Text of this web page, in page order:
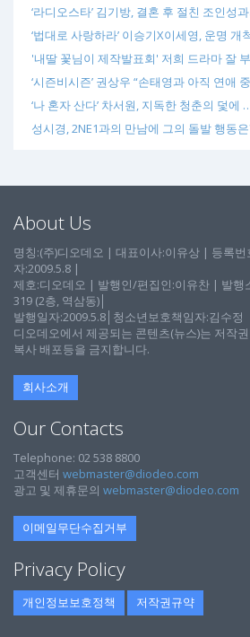
‘라디오스타’ 김기방, 결혼 후 절친 조인성
‘법대로 사랑하라’ 이승기X이세영, 운명 개
'내딸 꽃님이 제작발표회' 저희 드라마 잘
‘시즌비시즌’ 권상우 “손태영과 아직 연애
‘나 혼자 산다’ 차서원, 지독한 청춘의 덫에
성시경, 2NE1과의 만남에 그의 돌발 행동
About Us
명칭:(주)디오데오 | 대표이사:이유상 | 등록
자:2009.5.8 |
제호:디오데오 | 발행인/편집인:이유찬 | 발행
319 (2층, 역삼동)│
발행일자:2009.5.8│청소년보호책임자:김수정
디오데오에서 제공되는 콘텐츠(뉴스)는 저작
복사 배포등을 금지합니다.
회사소개
Our Contacts
Telephone: 02 538 8800
고객센터 webmaster@diodeo.com
광고 및 제휴문의 webmaster@diodeo.com
이메일무단수집거부
Privacy Policy
개인정보보호정책 저작권규약